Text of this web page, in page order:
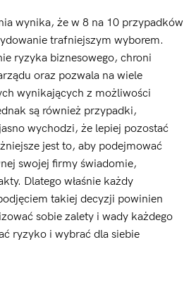
wynika, że w 8 na 10 przypadków
trafniejszym wyborem.
ryzyka biznesowego, chroni
oraz pozwala na wiele
wynikających z możliwości
są również przypadki,
wychodzi, że lepiej pozostać
jest to, aby podejmować
swojej firmy świadomie,
Dlatego właśnie każdy
takiej decyzji powinien
sobie zalety i wady każdego
ryzyko i wybrać dla siebie